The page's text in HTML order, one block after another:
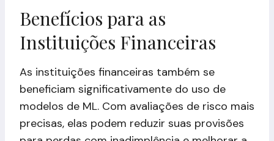
Benefícios para as
Instituições Financeiras
As instituições financeiras também se
beneficiam significativamente do uso de
modelos de ML. Com avaliações de risco mais
precisas, elas podem reduzir suas provisões